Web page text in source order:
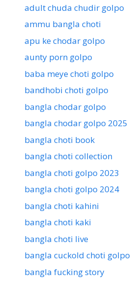
adult chuda chudir golpo
ammu bangla choti
apu ke chodar golpo
aunty porn golpo
baba meye choti golpo
bandhobi choti golpo
bangla chodar golpo
bangla chodar golpo 2025
bangla choti book
bangla choti collection
bangla choti golpo 2023
bangla choti golpo 2024
bangla choti kahini
bangla choti kaki
bangla choti live
bangla cuckold choti golpo
bangla fucking story